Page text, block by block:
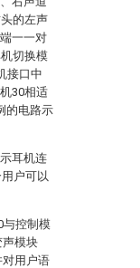
的左声
一一对
切换模
接口中
30相适
的电路示
耳机连
户可以
与控制模
声模块
用户语